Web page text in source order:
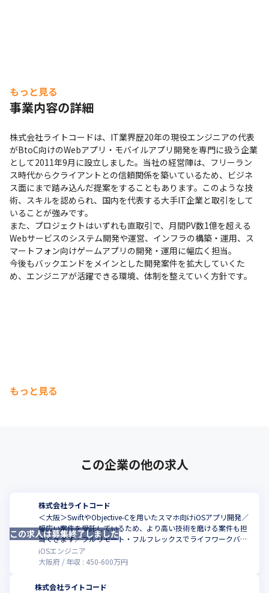
もっと見る
事業内容の詳細
株式会社ライトコードは、IT業界歴20年の現役エンジニアの代表
がBtoC向けのWebアプリ・モバイルアプリ開発を専門に扱う企業
として2011年9月に設立しました。当社の経営陣は、フリーラン
ス時代からクライアントとの信頼関係を築いているため、ビジネ
ス面にまで踏み込んだ提案をすることもあります。このような技
術、スキルを認められ、国内を代表する大手IT企業と取引をして
いることが強みです。
また、プロジェクトはいずれも直取引で、月間PV数1億を超える
Webサービスのシステム開発や運営、インフラの構築・運用、ス
マートフォン向けゲームアプリの開発・運用に幅広く担当。
今後もバックエンドをメインとした開発案件を拡大していくた
め、エンジニアが活躍できる環境、体制を整えていく方針です。
もっと見る
この企業の他の求人
株式会社ライトコード
＜大阪＞SwiftやObjective-Cを用いたスマホ向けiOSアプリ開発／
幅広い案件を受託しているため、より高い技術を磨ける案件も担
当できます／フルリモート・フルフレックスでライフワークバラ
ンス良し
iOSエンジニア
大阪府
年収 : 450-600万円
この求人は募集終了しました
株式会社ライトコード